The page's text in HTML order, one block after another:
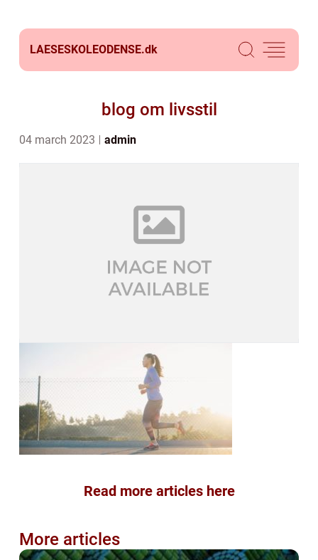
LAESESKOLEODENSE.dk
blog om livsstil
04 march 2023 admin
Read more articles here
More articles